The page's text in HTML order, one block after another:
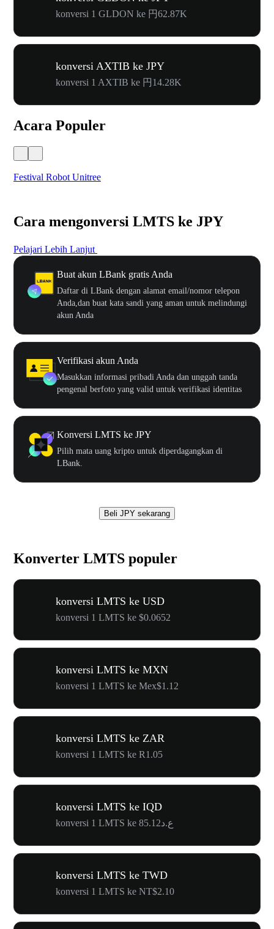
konversi 1 GLDON ke 円62.87K
konversi AXTIB ke JPY
konversi 1 AXTIB ke 円14.28K
Acara Populer
Festival Robot Unitree
Cara mengonversi LMTS ke JPY
Pelajari Lebih Lanjut
Buat akun LBank gratis Anda
Daftar di LBank dengan alamat email/nomor telepon
Anda,dan buat kata sandi yang aman untuk melindungi
akun Anda
Verifikasi akun Anda
Masukkan informasi pribadi Anda dan unggah tanda
pengenal berfoto yang valid untuk verifikasi identitas
Konversi LMTS ke JPY
Pilih mata uang kripto untuk diperdagangkan di
LBank.
Beli JPY sekarang
Konverter LMTS populer
konversi LMTS ke USD
konversi 1 LMTS ke $0.0652
konversi LMTS ke MXN
konversi 1 LMTS ke Mex$1.12
konversi LMTS ke ZAR
konversi 1 LMTS ke R1.05
konversi LMTS ke IQD
konversi 1 LMTS ke ع.د85.12
konversi LMTS ke TWD
konversi 1 LMTS ke NT$2.10